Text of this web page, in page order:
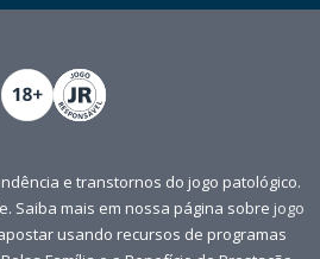
e transtornos do jogo patológico.
Saiba mais em nossa página sobre jogo
usando recursos de programas